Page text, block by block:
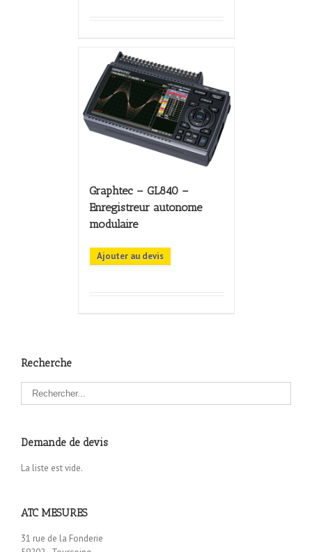
Graphtec – GL840 –
Enregistreur autonome
modulaire
Ajouter au devis
Recherche
Demande de devis
La liste est vide.
ATC MESURES
31 rue de la Fonderie